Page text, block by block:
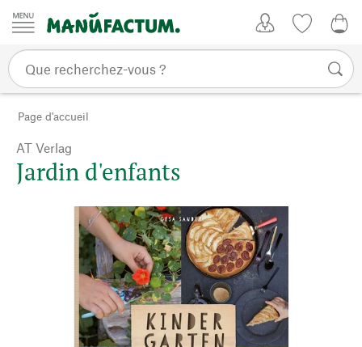
Passer au contenu
Page d'accueil
AT Verlag
Jardin d'enfants